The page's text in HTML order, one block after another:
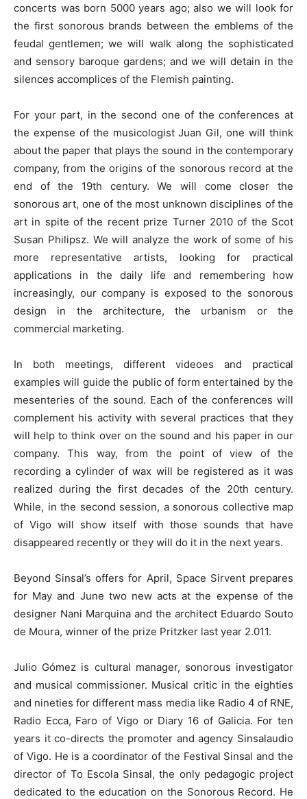
concerts was born 5000 years ago; also we will look for
the first sonorous brands between the emblems of the
feudal gentlemen; we will walk along the sophisticated
and sensory baroque gardens; and we will detain in the
silences accomplices of the Flemish painting.
For your part, in the second one of the conferences at
the expense of the musicologist Juan Gil, one will think
about the paper that plays the sound in the contemporary
company, from the origins of the sonorous record at the
end of the 19th century. We will come closer the
sonorous art, one of the most unknown disciplines of the
art in spite of the recent prize Turner 2010 of the Scot
Susan Philipsz. We will analyze the work of some of his
more representative artists, looking for practical
applications in the daily life and remembering how
increasingly, our company is exposed to the sonorous
design in the architecture, the urbanism or the
commercial marketing.
In both meetings, different videoes and practical
examples will guide the public of form entertained by the
mesenteries of the sound. Each of the conferences will
complement his activity with several practices that they
will help to think over on the sound and his paper in our
company. This way, from the point of view of the
recording a cylinder of wax will be registered as it was
realized during the first decades of the 20th century.
While, in the second session, a sonorous collective map
of Vigo will show itself with those sounds that have
disappeared recently or they will do it in the next years.
Beyond Sinsal’s offers for April, Space Sirvent prepares
for May and June two new acts at the expense of the
designer Nani Marquina and the architect Eduardo Souto
de Moura, winner of the prize Pritzker last year 2.011.
Julio Gómez is cultural manager, sonorous investigator
and musical commissioner. Musical critic in the eighties
and nineties for different mass media like Radio 4 of RNE,
Radio Ecca, Faro of Vigo or Diary 16 of Galicia. For ten
years it co-directs the promoter and agency Sinsalaudio
of Vigo. He is a coordinator of the Festival Sinsal and the
director of To Escola Sinsal, the only pedagogic project
dedicated to the education on the Sonorous Record. He